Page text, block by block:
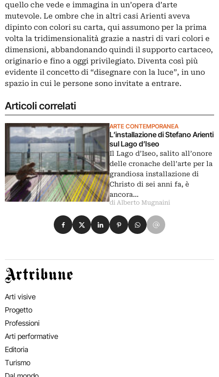
quello che vede e immagina in un’opera d’arte
mutevole. Le ombre che in altri casi Arienti aveva
dipinto con colori su carta, qui assumono per la prima
volta la tridimensionalità grazie a nastri di vari colori e
dimensioni, abbandonando quindi il supporto cartaceo,
originario e fino a oggi privilegiato. Diventa così più
evidente il concetto di “disegnare con la luce”, in uno
spazio in cui le persone sono invitate a entrare.
Articoli correlati
ARTE CONTEMPORANEA
L’installazione di Stefano Arienti
sul Lago d’Iseo
Il Lago d’Iseo, salito all’onore
delle cronache dell’arte per la
grandiosa installazione di
Christo di sei anni fa, è
ancora…
di Alberto Mugnaini
Condividi su Facebook
Condividi su X
Condividi su LinkedIn
Condividi su Pinterest
Condividi su WhatsApp
Condividi su Email
Artribune
Arti visive
Progetto
Professioni
Arti performative
Editoria
Turismo